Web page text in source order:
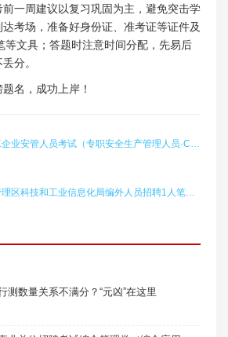
前一周建议以复习巩固为主，避免突击学
考场，准备好身份证、准考证等证件及
等文具；答题时注意时间分配，先易后
分。
名，成功上岸！
测数量关系不满分？“元凶”在这里